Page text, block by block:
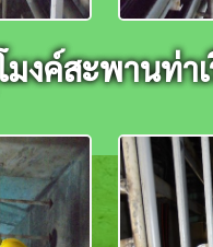
งค์สะพานท่า